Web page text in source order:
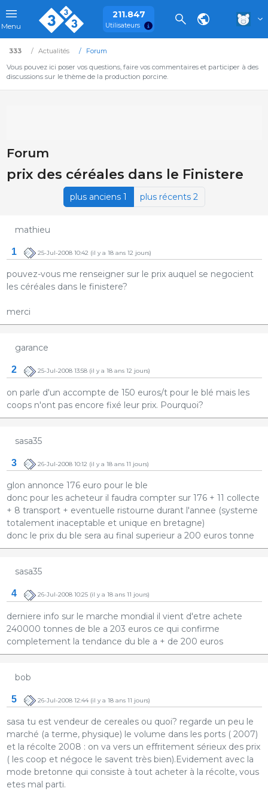
Menu
211.847
Utilisateurs
333 Actualités
Forum
Vous pouvez ici poser vos questions, faire vos commentaires et participer à des
discussions sur le thème de la production porcine.
Forum
prix des céréales dans le Finistere
plus anciens 1 plus récents 2
mathieu
1 25-Jul-2008 10:42 (il y a 18 ans 12 jours)
pouvez-vous me renseigner sur le prix auquel se negocient
les céréales dans le finistere?
merci
garance
2 25-Jul-2008 13:58(il y a 18 ans 12 jours)
on parle d'un accompte de 150 euros/t pour le blé mais les
coops n'ont pas encore fixé leur prix. Pourquoi?
sasa35
3 26-Jul-2008 10:12 (il y a 18 ans 11 jours)
glon annonce 176 euro pour le ble
donc pour les acheteur il faudra compter sur 176 + 11 collecte
+ 8 transport + eventuelle ristourne durant l'annee (systeme
totalement inaceptable et unique en bretagne)
donc le prix du ble sera au final superieur a 200 euros tonne
sasa35
4 26-Jul-2008 10:25(il y a 18 ans 11 jours)
derniere info sur le marche mondial il vient d'etre achete
240000 tonnes de ble a 203 euros ce qui confirme
completement la tendance du ble a + de 200 euros
bob
5 26-Jul-2008 12:44(il y a 18 ans 11 jours)
sasa tu est vendeur de cereales ou quoi? regarde un peu le
marché (a terme, physique) le volume dans les ports ( 2007)
et la récolte 2008 : on va vers un effritement sérieux des prix
( les coop et négoce le savent très bien).Evidement avec la
mode bretonne qui consiste à tout acheter à la récolte, vous
etes mal parti.